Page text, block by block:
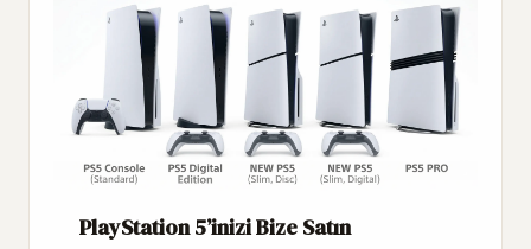
PlayStation 5’inizi Bize Satın